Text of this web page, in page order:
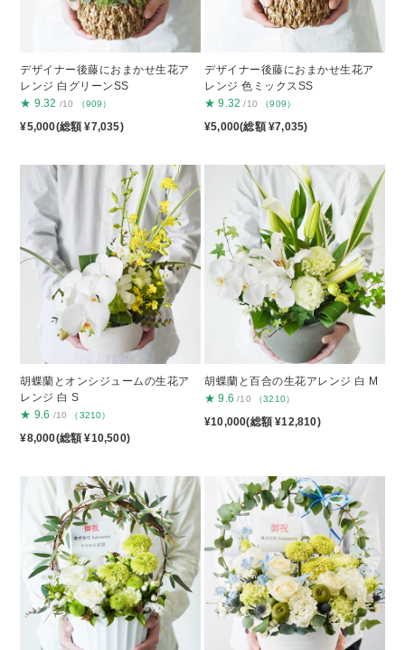
デザイナー後藤におまかせ生花ア
レンジ 白グリーンSS
★ 9.32 /10 （909）
¥5,000(総額 ¥7,035)
デザイナー後藤におまかせ生花ア
レンジ 色ミックスSS
★ 9.32 /10 （909）
¥5,000(総額 ¥7,035)
胡蝶蘭とオンシジュームの生花ア
レンジ 白 S
★ 9.6 /10 （3210）
¥8,000(総額 ¥10,500)
胡蝶蘭と百合の生花アレンジ 白 M
★ 9.6 /10 （3210）
¥10,000(総額 ¥12,810)